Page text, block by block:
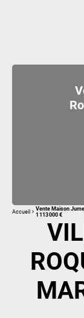
Accueil
Vente Maison
1 113 000 €